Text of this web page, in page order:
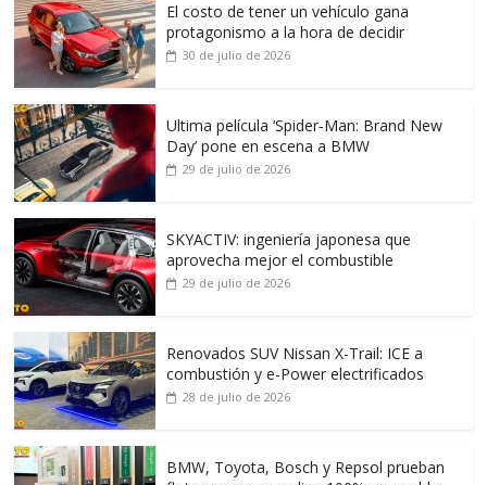
El costo de tener un vehículo gana
protagonismo a la hora de decidir
30 de julio de 2026
Ultima película ‘Spider‑Man: Brand New
Day’ pone en escena a BMW
29 de julio de 2026
SKYACTIV: ingeniería japonesa que
aprovecha mejor el combustible
29 de julio de 2026
Renovados SUV Nissan X-Trail: ICE a
combustión y e-Power electrificados
28 de julio de 2026
BMW, Toyota, Bosch y Repsol prueban